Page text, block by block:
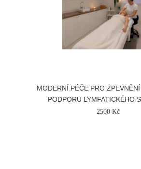
MODERNÍ PÉČE PRO
PODPORU LYMFATICKÉHO
2500 Kč